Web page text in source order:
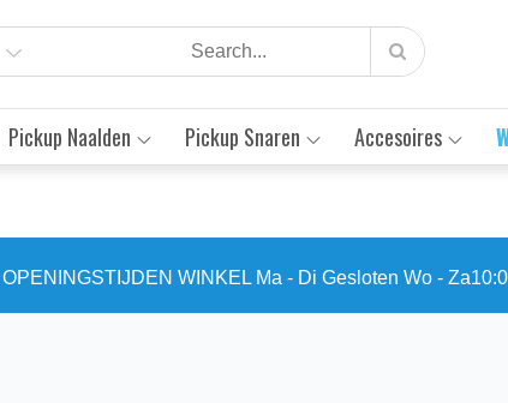
Pickup Naalden Pickup Snaren Accesoires
WINKEL Ma - Di Gesloten Wo -